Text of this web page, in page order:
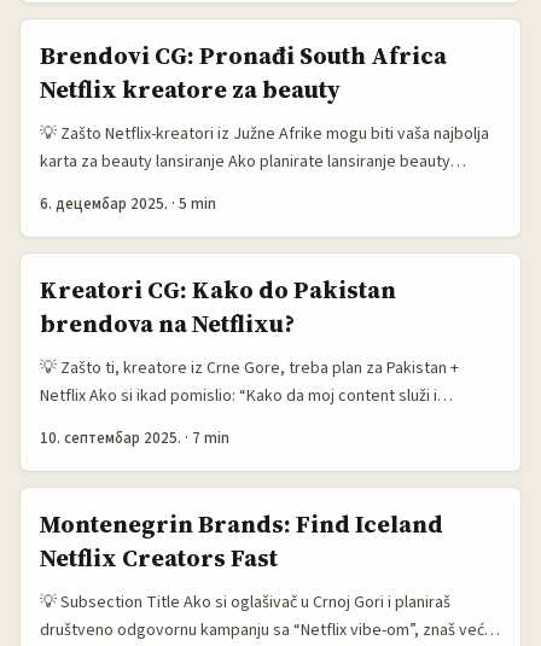
priče i partnerstva — ali pristup nije isti kao kad radiš kampanje
za EU ili SAD. Organski domet opada i sve se više plaća za
vidljivost; to važi i u drugim regionima (vidi diskusiju o potrebi
za plaćenim kampanjama i lokalnim agencijama u UAE iz
referentnog materijala). Netflix često radi preko lokalnih
producentskih kuća i regionalnih PR timova, pa tvoj prvi cilj
treba da bude: identifikovati prave lokalne kontakte i pokazati
jasnu vrijednost (kreativnu + marketinšku) za etiopske
brendove. ...
Brendovi CG: Pronađi South Africa
Netflix kreatore za beauty
💡 Zašto Netflix-kreatori iz Južne Afrike mogu biti vaša najbolja
karta za beauty lansiranje Ako planirate lansiranje beauty
proizvoda iz Crne Gore i tražite kanal koji daje instant kulturni
kredibilitet kod Gen Z, Netflix‑povezani kreatori iz Južne Afrike
Gen Z, a Netflix je jasno pokazao da bira partnere vrlo
selektivno i samo za projekte koji donose autentičnost i
kreativnu vrednost (izvor: referentni materijal o Nyx i izjavama
Céline Derian i Florence Trouche). ...
6. децембар 2025. · 5 min
Kreatori CG: Kako do Pakistan
brendova na Netflixu?
💡 Zašto ti, kreatore iz Crne Gore, treba plan za Pakistan +
Netflix Ako si ikad pomislio: “Kako da moj content služi i
internacionalnim brendovima — posebno iz regiona kao što je
Pakistan — i dobijem mjesto u njihovim kampanjama preko
brendove koje nikad nisu zamišljali da mogu dostići. ...
10. септембар 2025. · 7 min
Montenegrin Brands: Find Iceland
Netflix Creators Fast
💡 Subsection Title Ako si oglašivač u Crnoj Gori i planiraš
društveno odgovornu kampanju sa “Netflix vibe-om”, znaš već